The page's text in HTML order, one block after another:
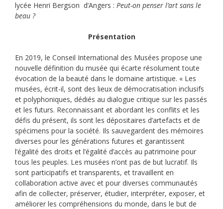
lycée Henri Bergson d’Angers : Peut-on penser l’art sans le
beau ?
Présentation
En 2019, le Conseil International des Musées propose une
nouvelle définition du musée qui écarte résolument toute
évocation de la beauté dans le domaine artistique. « Les
musées, écrit-il, sont des lieux de démocratisation inclusifs
et polyphoniques, dédiés au dialogue critique sur les passés
et les futurs. Reconnaissant et abordant les conflits et les
défis du présent, ils sont les dépositaires d’artefacts et de
spécimens pour la société. Ils sauvegardent des mémoires
diverses pour les générations futures et garantissent
l’égalité des droits et l’égalité d’accès au patrimoine pour
tous les peuples. Les musées n’ont pas de but lucratif. Ils
sont participatifs et transparents, et travaillent en
collaboration active avec et pour diverses communautés
afin de collecter, préserver, étudier, interpréter, exposer, et
améliorer les compréhensions du monde, dans le but de